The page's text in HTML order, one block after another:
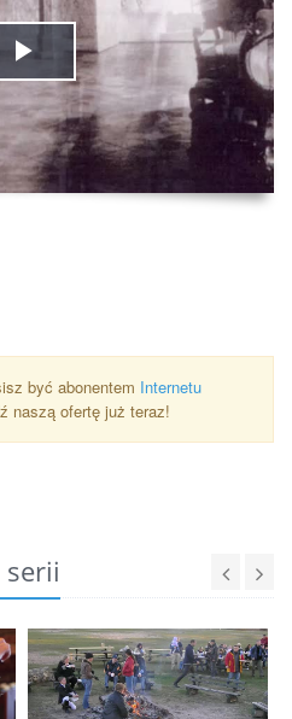
Play
Video
być abonentem Internetu
naszą ofertę już teraz!